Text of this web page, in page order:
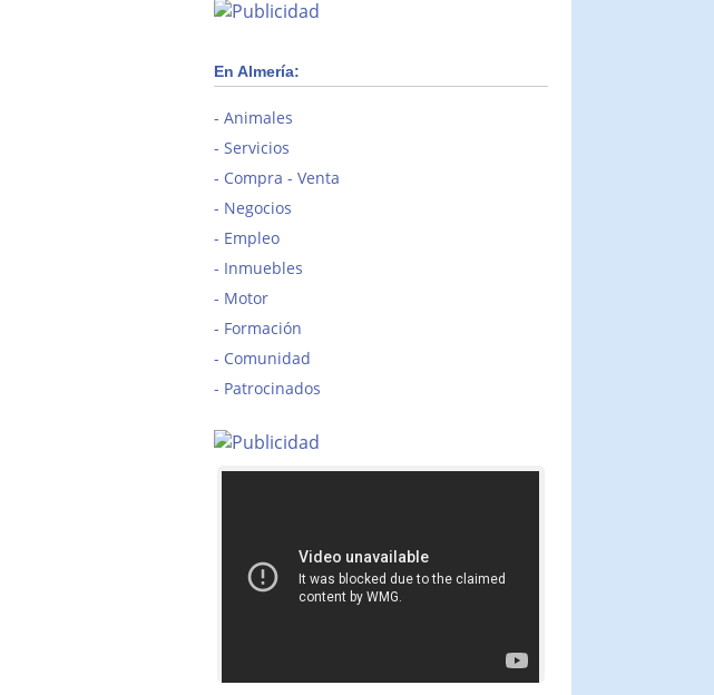
En Almería:
Animales
Servicios
Compra - Venta
Negocios
Empleo
Inmuebles
Motor
Formación
Comunidad
Patrocinados